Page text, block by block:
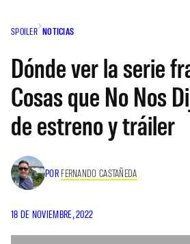
SPOILER NOTICIAS
Dónde ver la serie
Cosas que No Nos
de estreno y tráiler
POR FERNANDO CASTAÑEDA
18 DE NOVIEMBRE, 2022